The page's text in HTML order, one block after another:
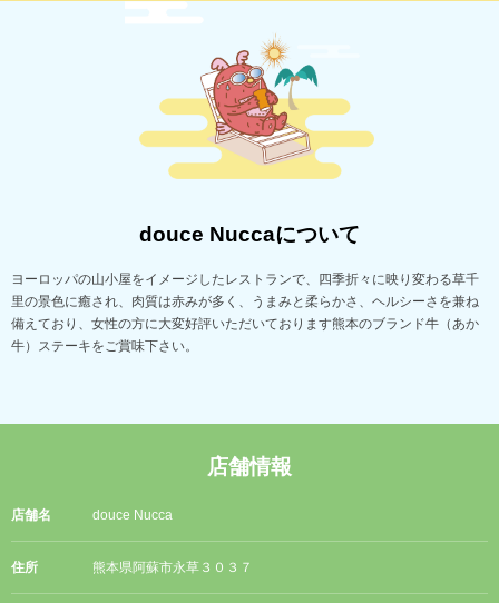
douce Nuccaについて
ヨーロッパの山小屋をイメージしたレストランで、四季折々に映り変わる草千
里の景色に癒され、肉質は赤みが多く、うまみと柔らかさ、ヘルシーさを兼ね
備えており、女性の方に大変好評いただいております熊本のブランド牛（あか
牛）ステーキをご賞味下さい。
店舗情報
店舗名 douce Nucca
住所 熊本県阿蘇市永草３０３７